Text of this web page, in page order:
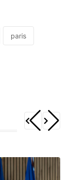
paris